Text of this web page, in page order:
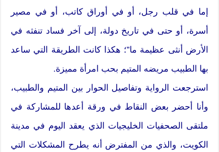
إما في قلب رجل، أو في أوراق كاتب، أو في مصير
أسرة، أو حتى في تاريخ دولة، إلى آخر فساد تنفثه في
الأرض أنثى عظيمة ما”؛ هكذا كانت الطريقة التي ساعد
بها الطبيب مريضه المتيم بحب امرأة مميزة.
استرجعت الرواية وتفاصيل الحوار بين المتيم والطبيب،
وأنا أحضر بعض النقاط في ورقة أعدها للمشاركة في
ملتقى الصحفيات الخليجيات الذي يعقد اليوم في مدينة
الكويت، والذي من المفترض أنه يطرح المشكلات التي